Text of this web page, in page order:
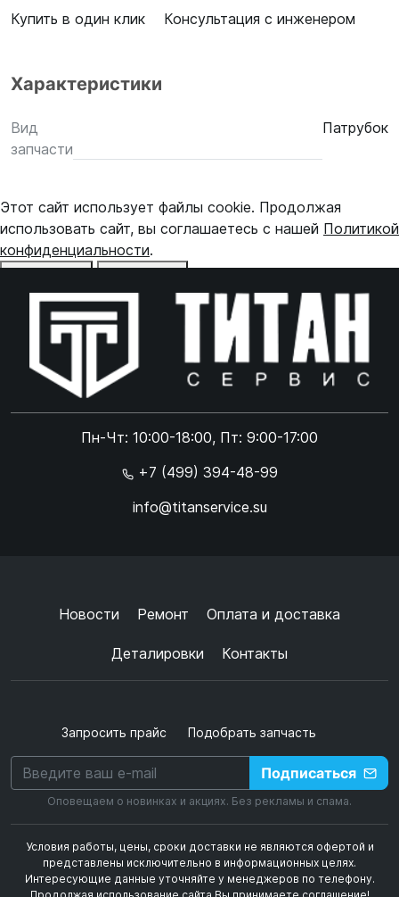
Купить в один клик
Консультация с инженером
Характеристики
Вид
запчасти
Патрубок
Пн-Чт: 10:00-18:00, Пт: 9:00-17:00
+7 (499) 394-48-99
info@titanservice.su
Новости Ремонт Оплата и доставка
Деталировки Контакты
Запросить прайс Подобрать запчасть
Подписаться
Оповещаем о новинках и акциях. Без рекламы и спама.
Условия работы, цены, сроки доставки не являются офертой и
представлены исключительно в информационных целях.
Интересующие данные уточняйте у менеджеров по телефону.
Этот сайт использует файлы cookie. Продолжая
использовать сайт, вы соглашаетесь с нашей Политикой
конфиденциальности.
Online чат
Online чат